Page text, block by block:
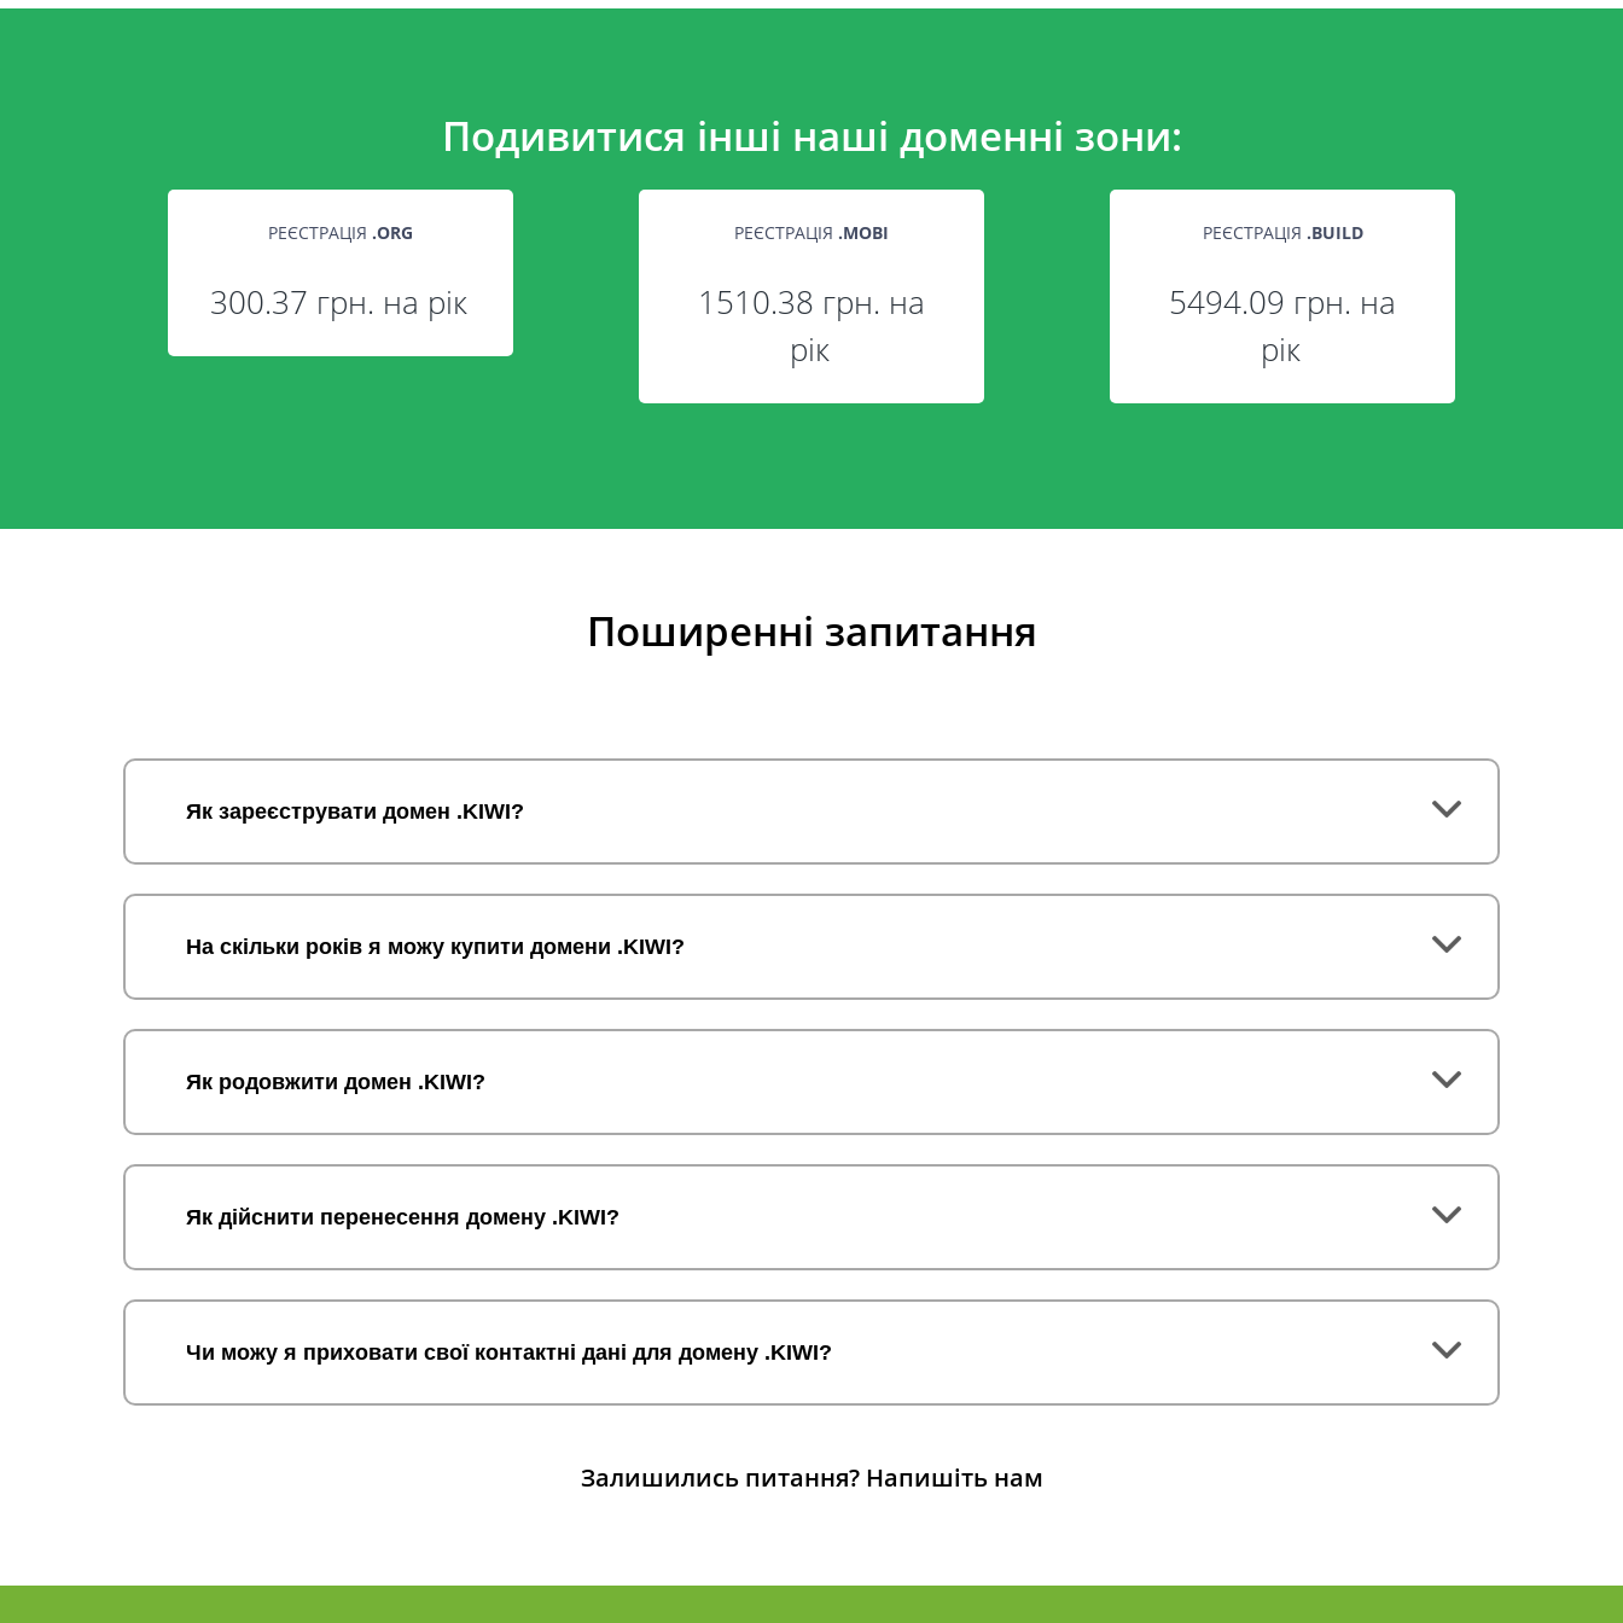
Подивитися інші наші доменні зони:
РЕЄСТРАЦІЯ .ORG
300.37 грн. на рік
РЕЄСТРАЦІЯ .MOBI
1510.38 грн. на
рік
РЕЄСТРАЦІЯ .BUILD
5494.09 грн. на
рік
Поширенні запитання
Як зареєструвати домен .KIWI?
На скільки років я можу купити домени .KIWI?
Як родовжити домен .KIWI?
Як дійснити перенесення домену .KIWI?
Чи можу я приховати свої контактні дані для домену .KIWI?
Залишились питання? Напишіть нам